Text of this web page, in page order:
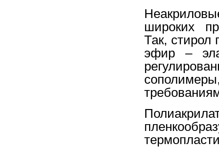
широких
Так, стирол
эфир –